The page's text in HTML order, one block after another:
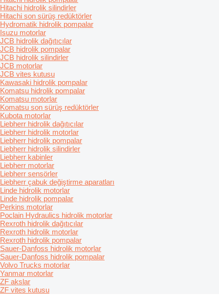
Hitachi hidrolik silindirler
Hitachi son sürüş redüktörler
Hydromatik hidrolik pompalar
Isuzu motorlar
JCB hidrolik dağıtıcılar
JCB hidrolik pompalar
JCB hidrolik silindirler
JCB motorlar
JCB vites kutusu
Kawasaki hidrolik pompalar
Komatsu hidrolik pompalar
Komatsu motorlar
Komatsu son sürüş redüktörler
Kubota motorlar
Liebherr hidrolik dağıtıcılar
Liebherr hidrolik motorlar
Liebherr hidrolik pompalar
Liebherr hidrolik silindirler
Liebherr kabinler
Liebherr motorlar
Liebherr sensörler
Liebherr çabuk değiştirme aparatları
Linde hidrolik motorlar
Linde hidrolik pompalar
Perkins motorlar
Poclain Hydraulics hidrolik motorlar
Rexroth hidrolik dağıtıcılar
Rexroth hidrolik motorlar
Rexroth hidrolik pompalar
Sauer-Danfoss hidrolik motorlar
Sauer-Danfoss hidrolik pompalar
Volvo Trucks motorlar
Yanmar motorlar
ZF akslar
ZF vites kutusu